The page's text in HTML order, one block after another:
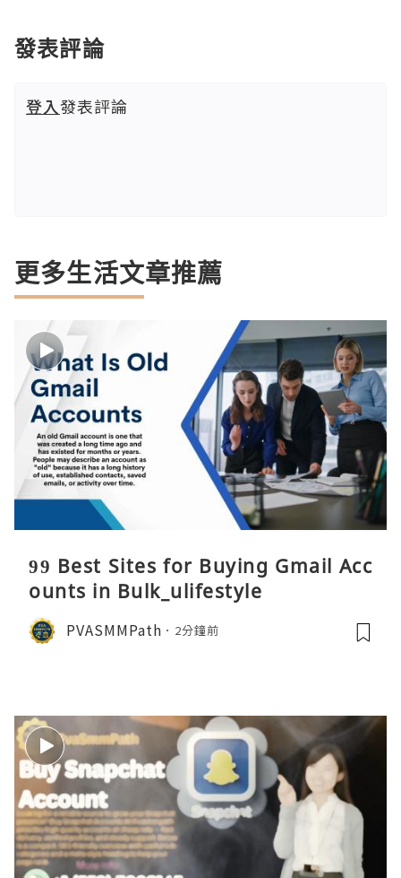
發表評論
登入發表評論
更多生活文章推薦
99 Best Sites for Buying Gmail Acc
ounts in Bulk_ulifestyle
PVASMMPath 2分鐘前